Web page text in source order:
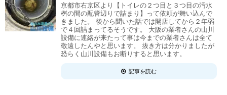
京都市右京区より【トイレの２つ目と３つ目の汚水
桝の間の配管辺りで詰まり】って依頼が舞い込んで
きました。 後から聞いた話では開店してから２年弱
で４回詰まってるそうです。 大阪の業者さんの山川
設備に連絡が来たって事は今までの業者さんは全て
敬遠したんやと思います。 抜き方は分かりましたが
恐らく山川設備もお断りすると思います。
記事を読む